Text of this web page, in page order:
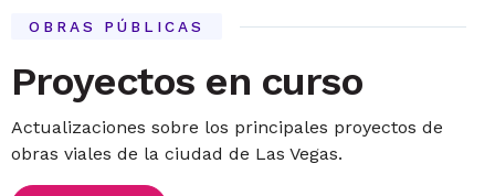
OBRAS PÚBLICAS
Proyectos en curso
Actualizaciones sobre los principales proyectos de
obras viales de la ciudad de Las Vegas.